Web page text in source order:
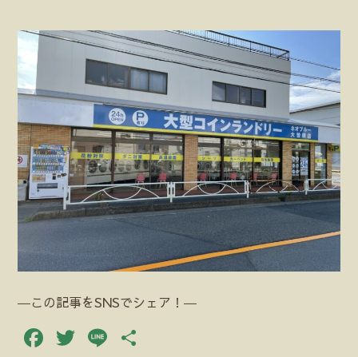
―この記事をSNSでシェア！―
Facebook
Twitter
Line